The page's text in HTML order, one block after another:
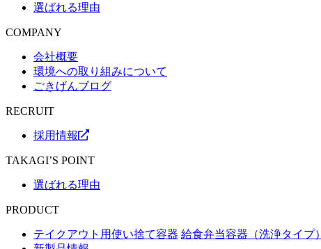
選ばれる理由
COMPANY
会社概要
環境への取り組みについて
ごきげんブログ
RECRUIT
採用情報
TAKAGI’S POINT
選ばれる理由
PRODUCT
テイクアウト用使い捨て容器 給食弁当容器（洗浄タイプ）